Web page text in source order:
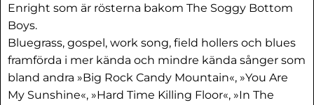
Enright som är rösterna bakom The Soggy Bottom
Boys.
Bluegrass, gospel, work song, field hollers och blues
framförda i mer kända och mindre kända sånger som
bland andra »Big Rock Candy Mountain«, »You Are
My Sunshine«, »Hard Time Killing Floor«, »In The